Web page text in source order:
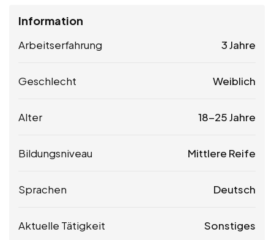
Information
Arbeitserfahrung 3 Jahre
Geschlecht Weiblich
Alter 18-25 Jahre
Bildungsniveau Mittlere Reife
Sprachen Deutsch
Aktuelle Tätigkeit Sonstiges